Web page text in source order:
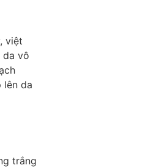
việt
da vô
lên da
trắng